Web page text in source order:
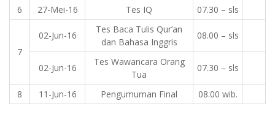
6 27-Mei-16 Tes IQ 07.30 – sls
7
02-Jun-16
Tes Baca Tulis Qur’an
dan Bahasa Inggris
08.00 – sls
02-Jun-16
Tes Wawancara Orang
Tua
07.30 – sls
8 11-Jun-16 Pengumuman Final 08.00 wib.